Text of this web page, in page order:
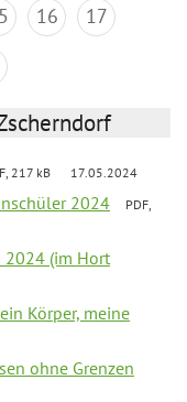
16
17
217 kB 17.05.2024
2024
PDF,
2024 (im Hort
Körper, meine
ohne Grenzen